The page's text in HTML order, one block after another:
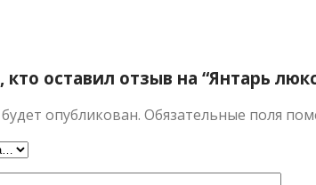
оставил отзыв на “Янтарь
опубликован. Обязательные поля